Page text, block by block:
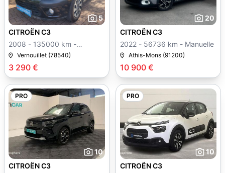
5
3 290 €
CITROËN C3
2008 - 135000 km -
Manuelle
Vernouillet (78540)
20
10 900 €
CITROËN C3
2022 - 56736 km - Manuelle
Athis-Mons (91200)
PRO
10
CITROËN C3
PRO
10
CITROËN C3